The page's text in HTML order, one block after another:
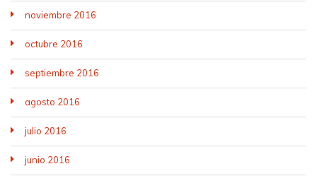
noviembre 2016
octubre 2016
septiembre 2016
agosto 2016
julio 2016
junio 2016